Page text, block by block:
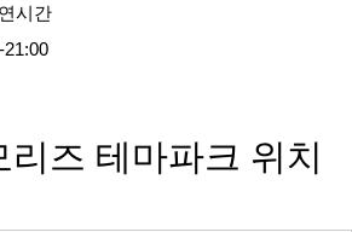
시간
21:00
즈 테마파크 위치